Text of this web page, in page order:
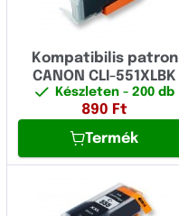
Kompatibilis patron
CANON CLI-551XLBK
Készleten - 200 db
890 Ft
Termék